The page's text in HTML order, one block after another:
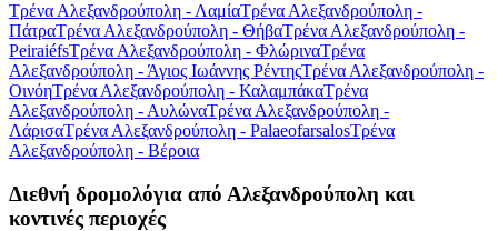
Τρένα Αλεξανδρούπολη - ΛαμίαΤρένα Αλεξανδρούπολη -
ΠάτραΤρένα Αλεξανδρούπολη - ΘήβαΤρένα Αλεξανδρούπολη -
PeiraiéfsΤρένα Αλεξανδρούπολη - ΦλώριναΤρένα
Αλεξανδρούπολη - Άγιος Ιωάννης ΡέντηςΤρένα Αλεξανδρούπολη -
ΟινόηΤρένα Αλεξανδρούπολη - ΚαλαμπάκαΤρένα
Αλεξανδρούπολη - ΑυλώναΤρένα Αλεξανδρούπολη -
ΛάρισαΤρένα Αλεξανδρούπολη - PalaeofarsalosΤρένα
Αλεξανδρούπολη - Βέροια
Διεθνή δρομολόγια από Αλεξανδρούπολη και
κοντινές περιοχές